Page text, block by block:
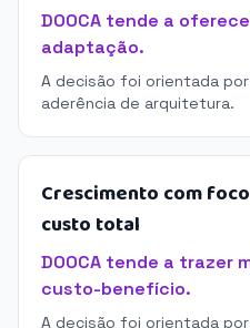
DOOCA tende a
adaptação.
A decisão foi orientada
aderência de arquitetura.
Crescimento com
custo total
DOOCA tende a trazer
custo-benefício.
A decisão foi orientada